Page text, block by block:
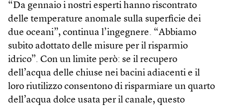
“Da gennaio i nostri esperti hanno riscontrato
delle temperature anomale sulla superficie dei
due oceani”, continua l’ingegnere. “Abbiamo
subito adottato delle misure per il risparmio
idrico”. Con un limite però: se il recupero
dell’acqua delle chiuse nei bacini adiacenti e il
loro riutilizzo consentono di risparmiare un quarto
dell’acqua dolce usata per il canale, questo